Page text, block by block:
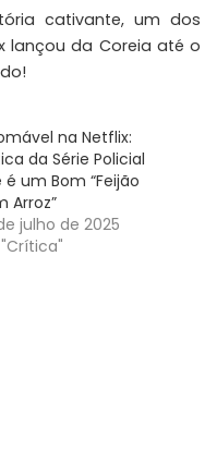
cativante, um dos
lançou da Coreia até o
na Netflix:
da Série Policial
é um Bom “Feijão
Arroz”
julho de 2025